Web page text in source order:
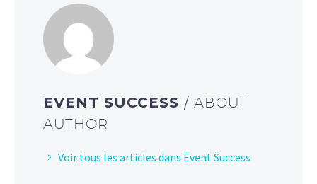
EVENT SUCCESS / ABOUT
AUTHOR
Voir tous les articles dans Event Success